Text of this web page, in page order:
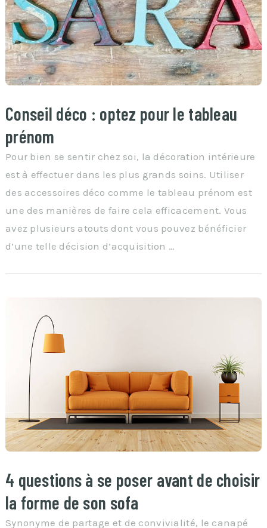
Conseil déco : optez pour le tableau
prénom
Pour bien se sentir chez soi, la décoration intérieure
est à effectuer dans les plus grands soins. Utiliser
des accessoires déco comme le tableau prénom est
une des manières de faire cela efficacement. Vous
avez plusieurs atouts dont vous pouvez bénéficier
d’une telle décision d’acquisition …
4 questions à se poser avant de choisir
la forme de son sofa
Synonyme de partage et de convivialité, le canapé